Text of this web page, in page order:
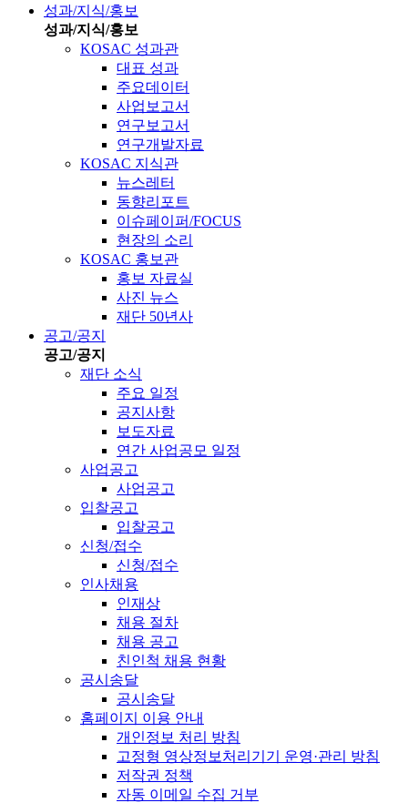
성과/지식/홍보
성과/지식/홍보
KOSAC 성과관
대표 성과
주요데이터
사업보고서
연구보고서
연구개발자료
KOSAC 지식관
뉴스레터
동향리포트
이슈페이퍼/FOCUS
현장의 소리
KOSAC 홍보관
홍보 자료실
사진 뉴스
재단 50년사
공고/공지
공고/공지
재단 소식
주요 일정
공지사항
보도자료
연간 사업공모 일정
사업공고
사업공고
입찰공고
입찰공고
신청/접수
신청/접수
인사채용
인재상
채용 절차
채용 공고
친인척 채용 현황
공시송달
공시송달
홈페이지 이용 안내
개인정보 처리 방침
고정형 영상정보처리기기 운영·관리 방침
저작권 정책
자동 이메일 수집 거부